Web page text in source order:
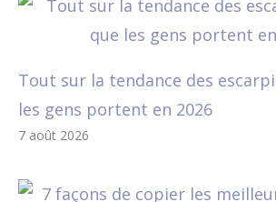
Tout sur la tendance des
les gens portent en 2026
7 août 2026